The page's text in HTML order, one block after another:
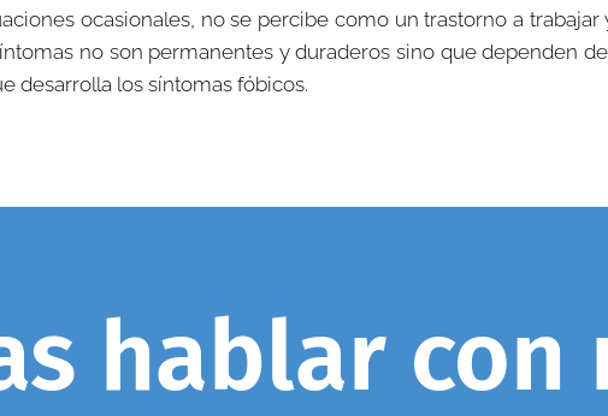
ocasionales, no se percibe como un trastorno a trabajar
no son permanentes y duraderos sino que dependen
desarrolla los síntomas fóbicos.
hablar con